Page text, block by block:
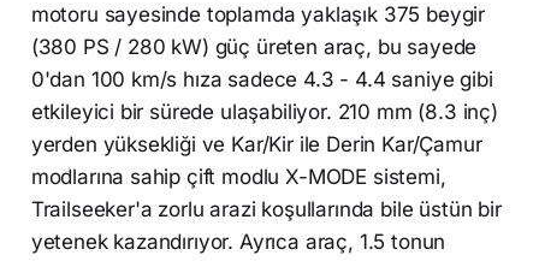
motoru sayesinde toplamda yaklaşık 375 beygir
(380 PS / 280 kW) güç üreten araç, bu sayede
0'dan 100 km/s hıza sadece 4.3 - 4.4 saniye gibi
etkileyici bir sürede ulaşabiliyor. 210 mm (8.3 inç)
yerden yüksekliği ve Kar/Kir ile Derin Kar/Çamur
modlarına sahip çift modlu X-MODE sistemi,
Trailseeker'a zorlu arazi koşullarında bile üstün bir
yetenek kazandırıyor. Ayrıca araç, 1.5 tonun